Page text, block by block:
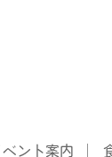
ベント案内